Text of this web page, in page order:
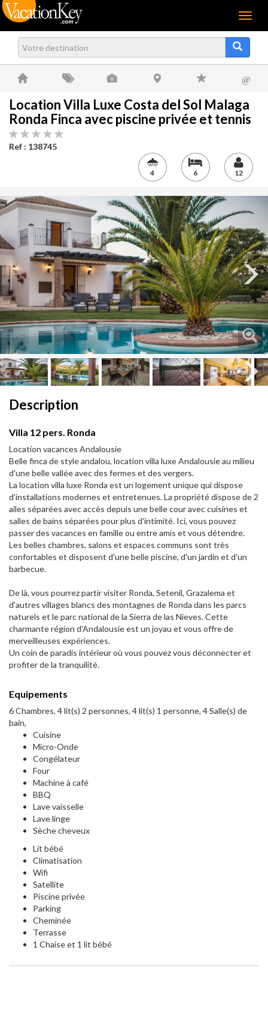
Menu
@
Location Villa Luxe Costa del Sol Malaga
Ronda Finca avec piscine privée et tennis
Ref : 138745
4 6 12
Next
Description
Villa 12 pers. Ronda
Location vacances Andalousie
Belle finca de style andalou, location villa luxe Andalousie au milieu
d'une belle vallée avec des fermes et des vergers.
La location villa luxe Ronda est un logement unique qui dispose
d'installations modernes et entretenues. La propriété dispose de 2
ailes séparées avec accès depuis une belle cour avec cuisines et
salles de bains séparées pour plus d'intimité. Ici, vous pouvez
passer des vacances en famille ou entre amis et vous détendre.
Les belles chambres, salons et espaces communs sont très
confortables et disposent d'une belle piscine, d'un jardin et d'un
barbecue.
De là, vous pourrez partir visiter Ronda, Setenil, Grazalema et
d'autres villages blancs des montagnes de Ronda dans les parcs
naturels et le parc national de la Sierra de las Nieves. Cette
charmante région d'Andalousie est un joyau et vous offre de
merveilleuses expériences.
Un coin de paradis intérieur où vous pouvez vous déconnecter et
profiter de la tranquilité.
Equipements
6 Chambres, 4 lit(s) 2 personnes, 4 lit(s) 1 personne, 4 Salle(s) de
bain,
Cuisine
Micro-Onde
Congélateur
Four
Machine à café
BBQ
Lave vaisselle
Lave linge
Sèche cheveux
Lit bébé
Climatisation
Wifi
Satellite
Piscine privée
Parking
Cheminée
Terrasse
1 Chaise et 1 lit bébé